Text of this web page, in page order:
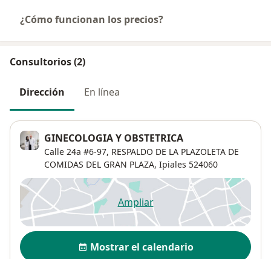
¿Cómo funcionan los precios?
Consultorios (2)
Dirección En línea
GINECOLOGIA Y OBSTETRICA
Calle 24a #6-97, RESPALDO DE LA PLAZOLETA DE
COMIDAS DEL GRAN PLAZA, Ipiales 524060
Ampliarse abre en una nueva
Disponibilidad
Mostrar el calendario